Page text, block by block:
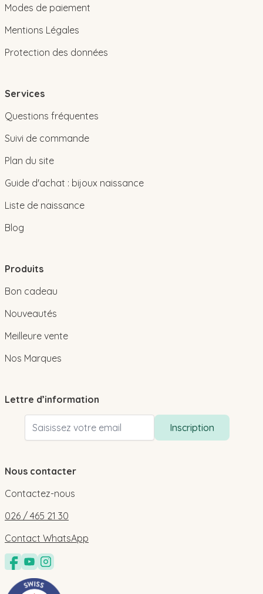
Modes de paiement
Mentions Légales
Protection des données
Services
Questions fréquentes
Suivi de commande
Plan du site
Guide d'achat : bijoux naissance
Liste de naissance
Blog
Produits
Bon cadeau
Nouveautés
Meilleure vente
Nos Marques
Lettre d’information
Adresse email
Inscription
Nous contacter
Contactez-nous
026 / 465 21 30
Contact WhatsApp